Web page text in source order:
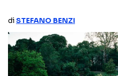
RAIPLAY
Categorie
diSTEFANO BENZI